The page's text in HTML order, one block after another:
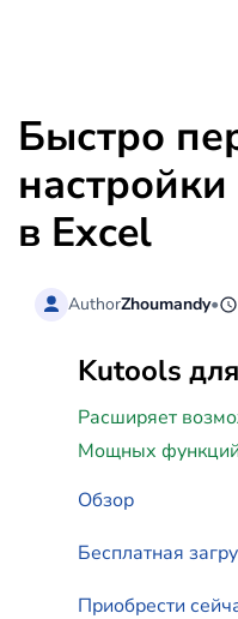
Быстро
в Excel
AuthorZhoumandy•
Kutools
Расширяет
Мощных функций
Обзор
Бесплатная
Приобрести